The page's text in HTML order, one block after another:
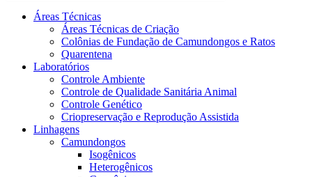
Áreas Técnicas
Áreas Técnicas de Criação
Colônias de Fundação de Camundongos e Ratos
Quarentena
Laboratórios
Controle Ambiente
Controle de Qualidade Sanitária Animal
Controle Genético
Criopreservação e Reprodução Assistida
Linhagens
Camundongos
Isogênicos
Heterogênicos